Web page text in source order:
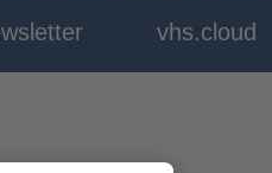
vhs.cloud